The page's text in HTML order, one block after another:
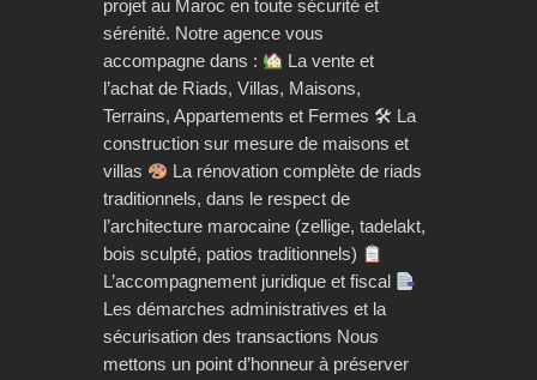
projet au Maroc en toute sécurité et
sérénité. Notre agence vous
accompagne dans :
La vente et
l’achat de Riads, Villas, Maisons,
Terrains, Appartements et Fermes 🛠 La
construction sur mesure de maisons et
villas
La rénovation complète de riads
traditionnels, dans le respect de
l’architecture marocaine (zellige, tadelakt,
bois sculpté, patios traditionnels)
L’accompagnement juridique et fiscal
Les démarches administratives et la
sécurisation des transactions Nous
mettons un point d’honneur à préserver